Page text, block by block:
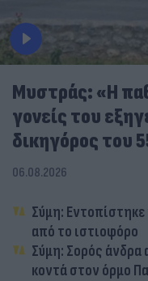
Μυστράς: «Η
γονείς του
δικηγόρος του
06.08.2026
Σύμη: Εντοπίστηκε
από το ιστιοφόρο
Σύμη: Σορός
κοντά στον όρμο